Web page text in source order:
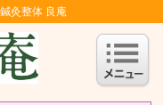
灸整体 良庵